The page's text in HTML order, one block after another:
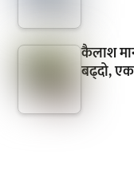
कैलाश
बढ्दो,